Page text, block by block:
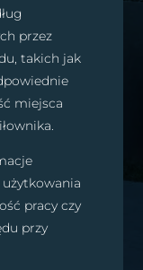
przez
takich jak
miejsca
pracy czy
przy